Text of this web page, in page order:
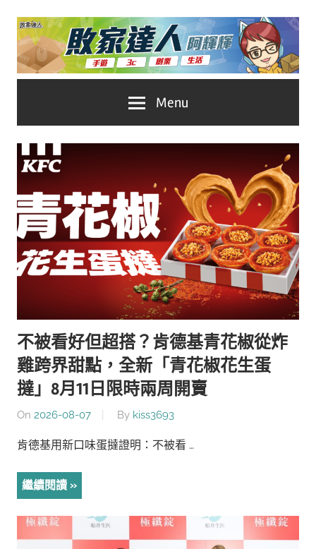
Skip
content
家
達
人
推
薦
No.1
遊
戲
技
自
媒
體。
Menu
不被看好但超搭？肯德基青花椒從炸
雞跨界甜點，全新「青花椒花生蛋
撻」8月11日限時兩周開賣
On 2026-08-07 By kiss3693
肯德基用新口味蛋撻證明：不被看 …
繼續閱讀